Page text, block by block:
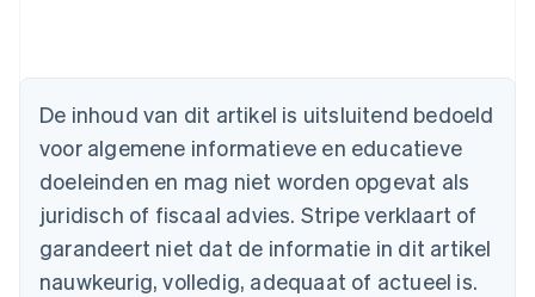
De inhoud van dit artikel is uitsluitend bedoeld
voor algemene informatieve en educatieve
doeleinden en mag niet worden opgevat als
juridisch of fiscaal advies. Stripe verklaart of
garandeert niet dat de informatie in dit artikel
nauwkeurig, volledig, adequaat of actueel is.
Australië
België
Nederlands FrançaisDeutschEnglish
Brazilië
Português English
Bulgarije
English